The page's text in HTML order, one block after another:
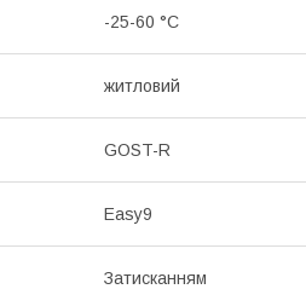
-25-60 °C
житловий
GOST-R
Easy9
Затисканням